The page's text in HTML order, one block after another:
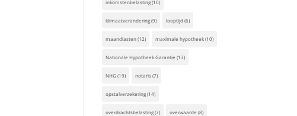
inkomstenbelasting(10)
klimaatverandering(9) looptijd(6)
maandlasten(12) maximale hypotheek(10)
Nationale Hypotheek Garantie (13)
NHG(19) notaris(7)
opstalverzekering(14)
overdrachtsbelasting(7) overwaarde (8)